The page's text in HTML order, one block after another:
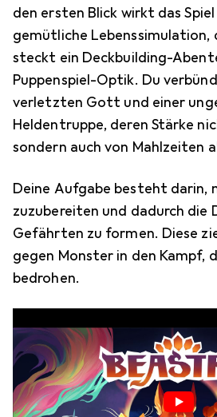
den ersten Blick wirkt das Spiel
gemütliche
steckt ein Deckbuilding-
Puppenspiel-Optik. Du
verletzten Gott und einer
Heldentruppe, deren Stärke
sondern auch von Mahlzeiten
Deine Aufgabe besteht darin,
zuzubereiten und dadurch die
Gefährten zu formen. Diese
gegen Monster in den Kampf,
bedrohen.